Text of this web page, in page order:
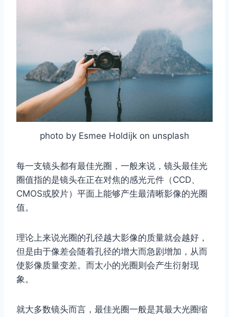
photo by Esmee Holdijk on unsplash
每一支镜头都有最佳光圈，一般来说，镜头最佳光
圈值指的是镜头在正在对焦的感光元件（CCD、
CMOS或胶片）平面上能够产生最清晰影像的光圈
值。
理论上来说光圈的孔径越大影像的质量就会越好，
但是由于像差会随着孔径的增大而急剧增加，从而
使影像质量变差。而太小的光圈则会产生衍射现
象。
就大多数镜头而言，最佳光圈一般是其最大光圈缩